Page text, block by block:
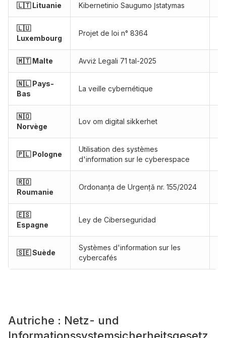
🇱🇹 Lituanie Kibernetinio Saugumo Įstatymas
🇱🇺
Luxembourg
Projet de loi n° 8364
🇲🇹 Malte Avviż Legali 71 tal-2025
🇳🇱 Pays-
Bas
La veille cybernétique
🇳🇴
Norvège
Lov om digital sikkerhet
🇵🇱 Pologne
Utilisation des systèmes
d'information sur le cyberespace
🇷🇴
Roumanie
Ordonanța de Urgență nr. 155/2024
🇪🇸
Espagne
Ley de Ciberseguridad
🇸🇪 Suède
Systèmes d'information sur les
cybercafés
Autriche : Netz- und
Informationssystemsicherheitsgesetz